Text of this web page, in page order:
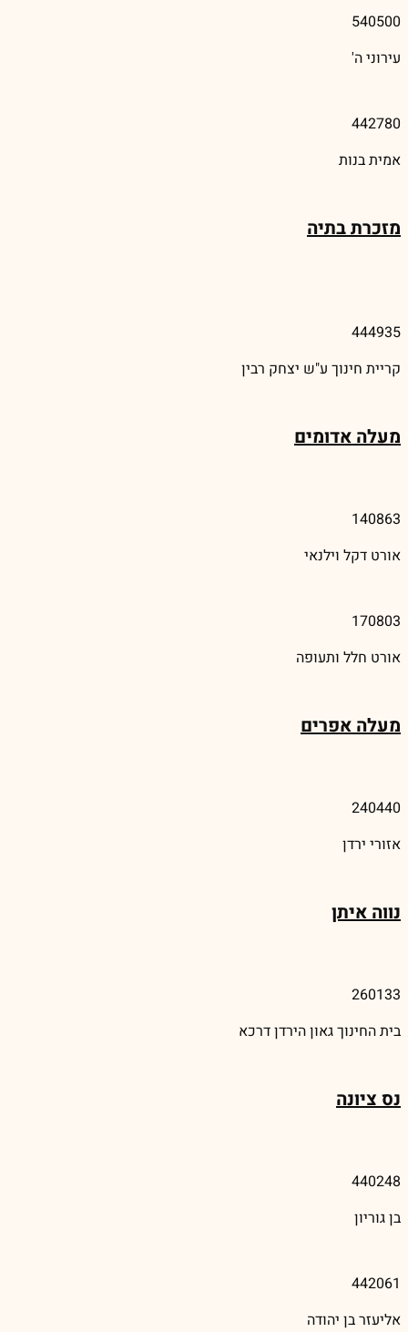
540500
עירוני ה'
442780
אמית בנות
מזכרת בתיה
444935
קריית חינוך ע"ש יצחק רבין
מעלה אדומים
140863
אורט דקל וילנאי
170803
אורט חלל ותעופה
מעלה אפרים
240440
אזורי ירדן
נווה איתן
260133
בית החינוך גאון הירדן דרכא
נס ציונה
440248
בן גוריון
442061
אליעזר בן יהודה